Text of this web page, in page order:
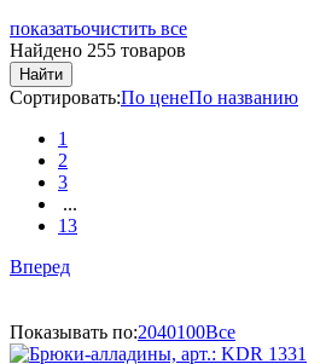
показатьочистить все
Найдено 255 товаров
Найти
Сортировать:По ценеПо названию
1
2
3
...
13
Вперед
Показывать по:2040100Все